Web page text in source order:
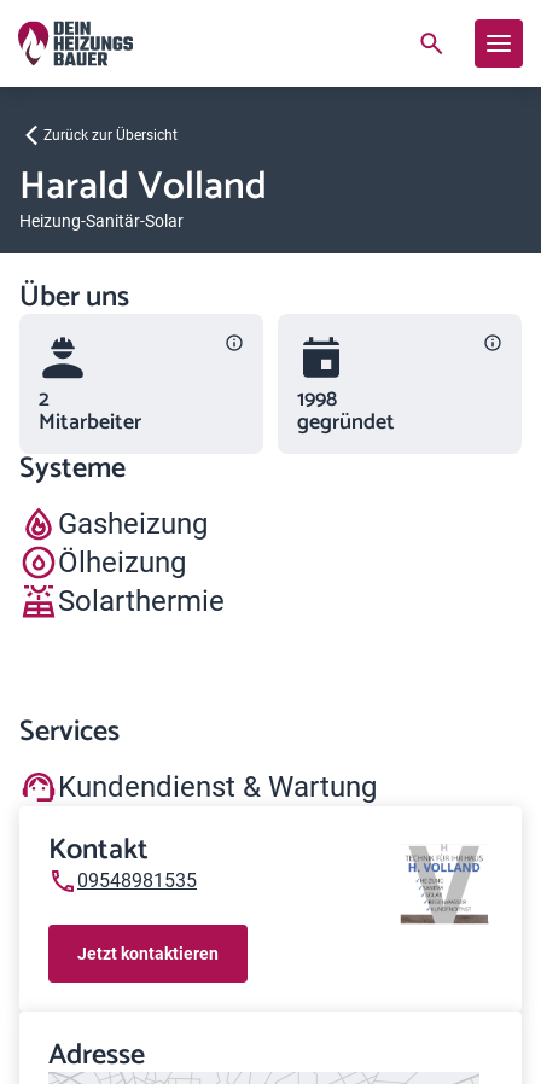
Zurück zur Übersicht
Harald Volland
Heizung-Sanitär-Solar
Über uns
2
Mitarbeiter
1998
gegründet
Systeme
Gasheizung
Ölheizung
Solarthermie
Services
Kundendienst & Wartung
Kontakt
09548981535
Jetzt kontaktieren
Adresse